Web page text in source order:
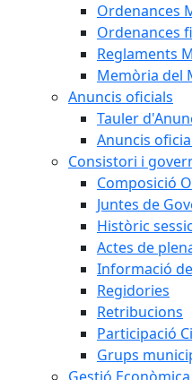
Ordenances
Ordenances
Reglaments
Memòria del
Anuncis oficials
Tauler
Anuncis
Consistori i
Composició
Juntes de
Històric
Actes de
Informació
Regidories
Retribucions
Participació
Grups